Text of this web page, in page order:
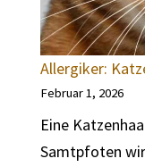
Allergiker:
Februar 1, 2026
Eine
Samtpfoten